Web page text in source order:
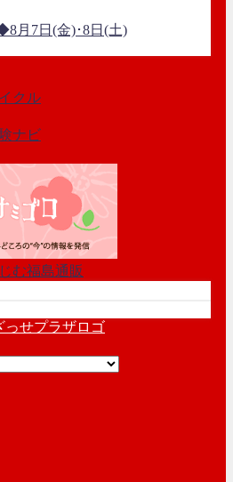
月7日(金)･8日(土)